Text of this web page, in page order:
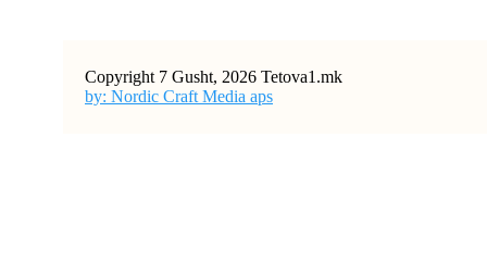
Copyright 7 Gusht, 2026 Tetova1.mk
by: Nordic Craft Media aps